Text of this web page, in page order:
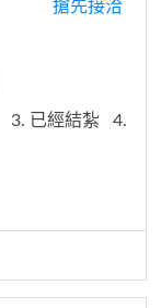
搶先接洽
3. 已經結紮
4.